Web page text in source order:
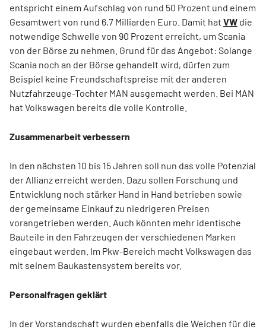
entspricht einem Aufschlag von rund 50 Prozent und einem
Gesamtwert von rund 6,7 Milliarden Euro. Damit hat VW die
notwendige Schwelle von 90 Prozent erreicht, um Scania
von der Börse zu nehmen. Grund für das Angebot: Solange
Scania noch an der Börse gehandelt wird, dürfen zum
Beispiel keine Freundschaftspreise mit der anderen
Nutzfahrzeuge-Tochter MAN ausgemacht werden. Bei MAN
hat Volkswagen bereits die volle Kontrolle.
Zusammenarbeit verbessern
In den nächsten 10 bis 15 Jahren soll nun das volle Potenzial
der Allianz erreicht werden. Dazu sollen Forschung und
Entwicklung noch stärker Hand in Hand betrieben sowie
der gemeinsame Einkauf zu niedrigeren Preisen
vorangetrieben werden. Auch könnten mehr identische
Bauteile in den Fahrzeugen der verschiedenen Marken
eingebaut werden. Im Pkw-Bereich macht Volkswagen das
mit seinem Baukastensystem bereits vor.
Personalfragen geklärt
In der Vorstandschaft wurden ebenfalls die Weichen für die